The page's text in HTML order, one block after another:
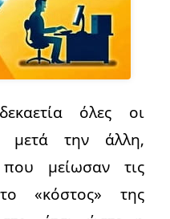
όλες οι
μετά την άλλη,
που μείωσαν τις
«κόστος» της